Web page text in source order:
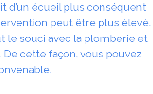
d’un écueil plus conséquent
peut être plus élevé.
le souci avec la plomberie et
cette façon, vous pouvez